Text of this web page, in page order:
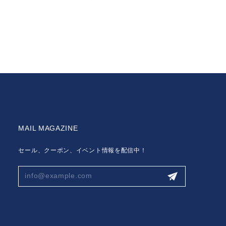
MAIL MAGAZINE
セール、クーポン、イベント情報を配信中！